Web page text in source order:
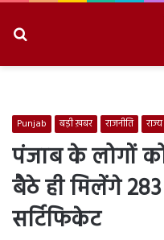
Punjab बड़ी ख़बर राजनीति राज्य
पंजाब के लोगों
बैठे ही मिलेंगे
सर्टिफिकेट